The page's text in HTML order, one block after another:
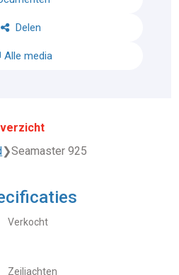
Delen
Alle media
❯Seamaster 925
Verkocht
Zeiljachten